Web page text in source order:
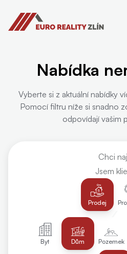
Euro Reality Zlín
Nabídka
Vyberte si z aktuální nabídky
Pomocí filtru níže si snadno
odpovídají vašim
Chci
Jsem
Prodej
Byt Dům Pozemek